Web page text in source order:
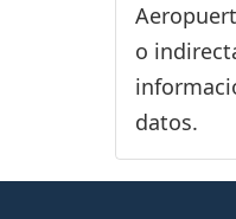
o
datos.